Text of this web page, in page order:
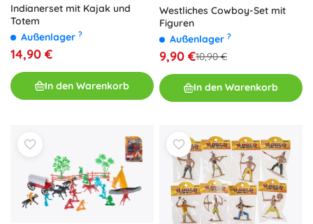
Indianerset mit Kajak und
Totem
Außenlager ?
14,90 €
In den Warenkorb
Westliches Cowboy-Set mit
Figuren
Außenlager ?
9,90 €10,90 €
In den Warenkorb